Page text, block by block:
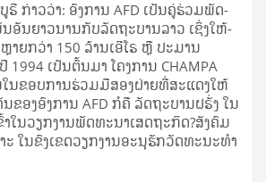
ກ່າວ​ວ່າ: ອົງ­ການ AFD ເປັນ​ຄູ່​ຮ່ວມ​ພັດ­
ອັນ​ຍາວ​ນານ​ກັບ​ລັດ­ຖະ­ບານ​ລາວ ເຊິ່ງ​ໃຫ້­
ຍ​ກວ່າ 150 ລ້ານ​ເອີ​ໂຣ ຫຼື ປະ­ມານ
1994 ເປັນ­ຕົ້ນ​ມາ ໂຄງ­ການ CHAMPA
ນ​ຂອບ​ການ​ຮ່ວມ​ມື​ສອງ​ຝ່າຍ​ທີ່​ສະ­ແດງ​ໃຫ້​
ຂອງ​ອົງ­ການ AFD ກໍ​ຄື ລັດ­ຖະ­ບານ​ຝຣັ່ງ ໃນ​
ໃນ​ວຽກ​ງານ​ພັດ­ທະ­ນາ​ເສດ­ຖະ­ກິດ?ສັງ­ຄົມ​
ະ ໃນ​ຂົງ­ເຂດ​ວຽກ​ງານ​ອະ­ນຸ​ຮັກ​ວັດ­ທະ­ນະ­ທຳ